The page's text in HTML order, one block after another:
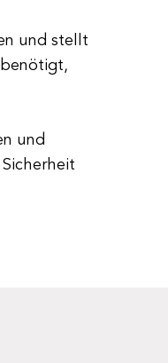
und stellt
benötigt,
und